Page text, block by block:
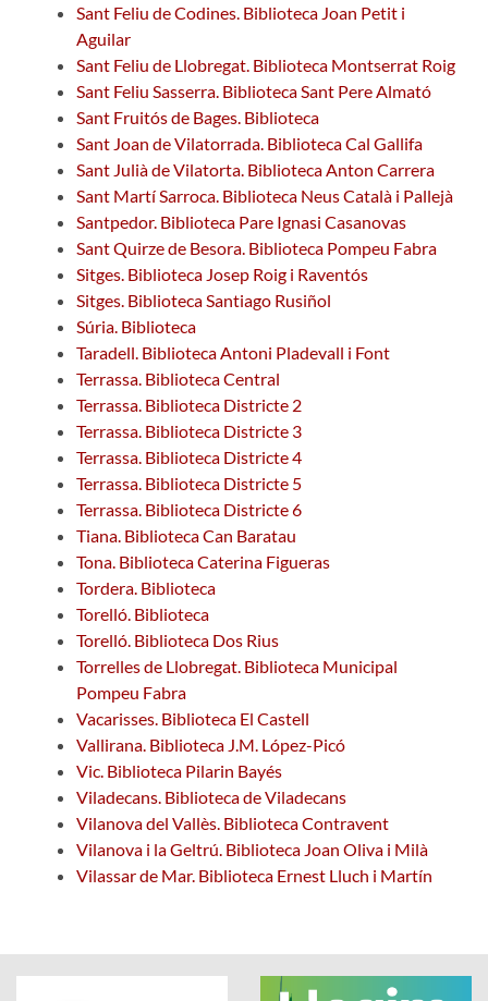
Sant Feliu de Codines. Biblioteca Joan Petit i
Aguilar
Sant Feliu de Llobregat. Biblioteca Montserrat Roig
Sant Feliu Sasserra. Biblioteca Sant Pere Almató
Sant Fruitós de Bages. Biblioteca
Sant Joan de Vilatorrada. Biblioteca Cal Gallifa
Sant Julià de Vilatorta. Biblioteca Anton Carrera
Sant Martí Sarroca. Biblioteca Neus Català i Pallejà
Santpedor. Biblioteca Pare Ignasi Casanovas
Sant Quirze de Besora. Biblioteca Pompeu Fabra
Sitges. Biblioteca Josep Roig i Raventós
Sitges. Biblioteca Santiago Rusiñol
Súria. Biblioteca
Taradell. Biblioteca Antoni Pladevall i Font
Terrassa. Biblioteca Central
Terrassa. Biblioteca Districte 2
Terrassa. Biblioteca Districte 3
Terrassa. Biblioteca Districte 4
Terrassa. Biblioteca Districte 5
Terrassa. Biblioteca Districte 6
Tiana. Biblioteca Can Baratau
Tona. Biblioteca Caterina Figueras
Tordera. Biblioteca
Torelló. Biblioteca
Torelló. Biblioteca Dos Rius
Torrelles de Llobregat. Biblioteca Municipal
Pompeu Fabra
Vacarisses. Biblioteca El Castell
Vallirana. Biblioteca J.M. López-Picó
Vic. Biblioteca Pilarin Bayés
Viladecans. Biblioteca de Viladecans
Vilanova del Vallès. Biblioteca Contravent
Vilanova i la Geltrú. Biblioteca Joan Oliva i Milà
Vilassar de Mar. Biblioteca Ernest Lluch i Martín